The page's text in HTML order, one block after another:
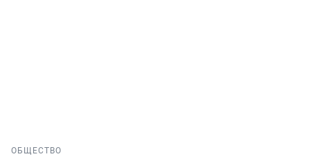
ОБЩЕСТВО